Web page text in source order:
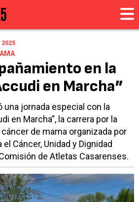
2025
en la
en Marcha”
una jornada especial con la
en Marcha”, la carrera por la
de mama organizada por
Cáncer, Unidad y Dignidad
de Atletas Casarenses.